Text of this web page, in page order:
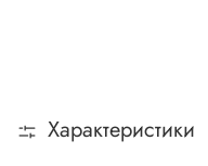
Характеристики